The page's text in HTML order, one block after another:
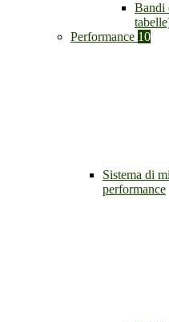
Bandi
Performance 10
Sistema di
performance